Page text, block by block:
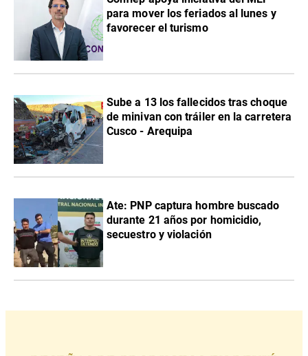
para mover los feriados al lunes y
favorecer el turismo
Sube a 13 los fallecidos tras choque
de minivan con tráiler en la carretera
Cusco - Arequipa
Ate: PNP captura hombre buscado
durante 21 años por homicidio,
secuestro y violación